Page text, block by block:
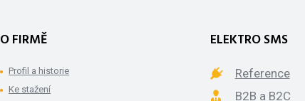
O FIRMĚ
Profil a historie
Ke stažení
ELEKTRO SMS
Reference
B2B a B2C